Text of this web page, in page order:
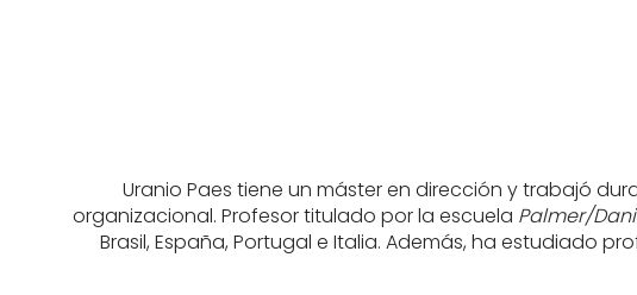
Uranio Paes tiene un máster en dirección y trabajó
organizacional. Profesor titulado por la escuela Palmer/
Brasil, España, Portugal e Italia. Además, ha estudiado